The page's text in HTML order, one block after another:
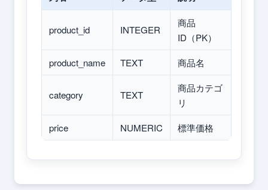
product_id INTEGER
商品
ID（PK）
product_name
TEXT 商品名
category TEXT
商品カテゴ
リ
price
NUMERIC 標準価格